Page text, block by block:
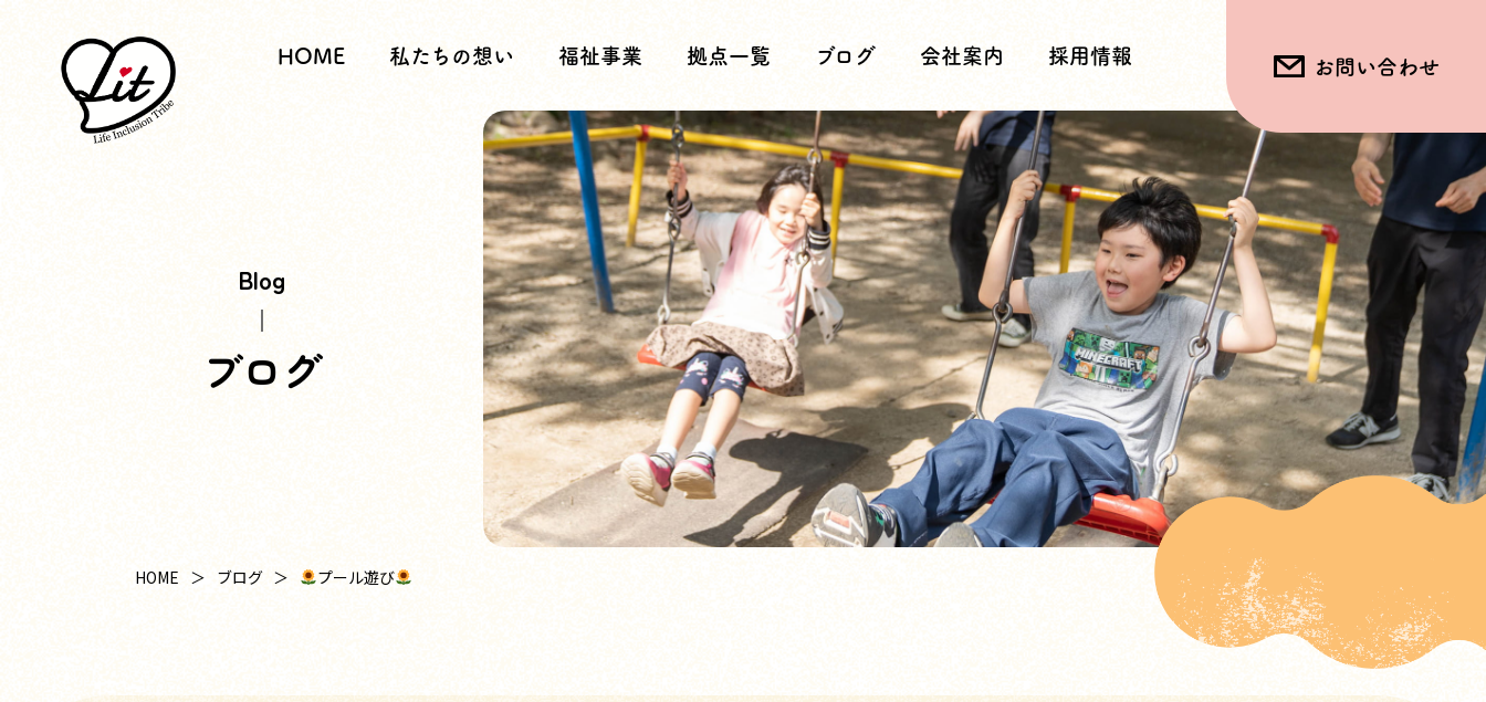
HOME 私たちの想い 福祉事業 拠点一覧 ブログ 会社案内 採用情報
お問い合わせ
Blog
ブログ
HOME ブログ プール遊び